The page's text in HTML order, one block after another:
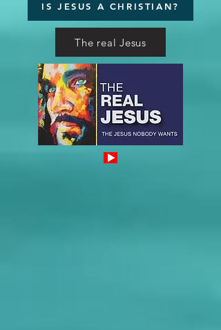
IS JESUS A CHRISTIAN?
The real Jesus